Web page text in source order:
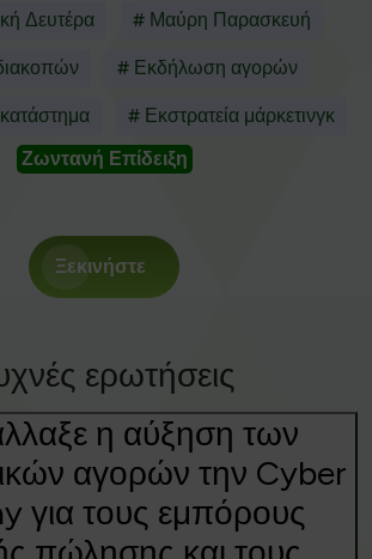
Δευτέρα # Μαύρη Παρασκευή
# Εκδήλωση αγορών
# Εκστρατεία μάρκετινγκ
Ζωντανή Επίδειξη
Ξεκινήστε
ερωτήσεις
η αύξηση των
αγορών την Cyber
για τους εμπόρους